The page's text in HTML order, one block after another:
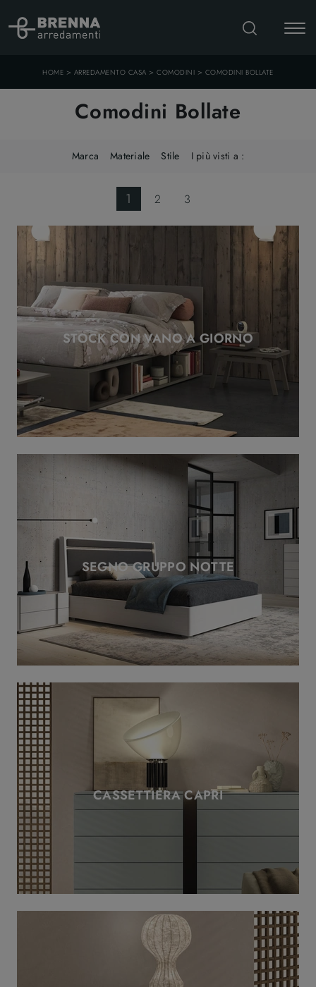
HOME > ARREDAMENTO CASA >COMODINI > COMODINI BOLLATE
Comodini Bollate
Marca Materiale Stile I più visti a :
1 2 3
STOCK CON VANO A GIORNO
SEGNO GRUPPO NOTTE
CASSETTIERA CAPRI